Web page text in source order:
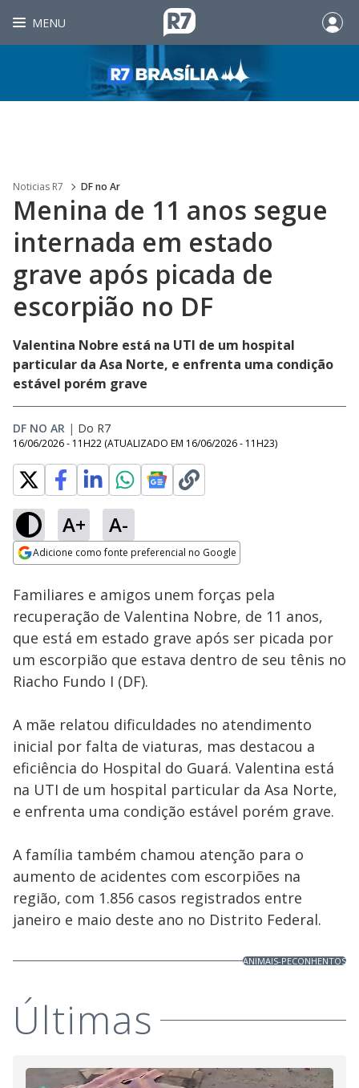
MENU
Noticias R7 DF no Ar
Menina de 11 anos segue
internada em estado
grave após picada de
escorpião no DF
Valentina Nobre está na UTI de um hospital
particular da Asa Norte, e enfrenta uma condição
estável porém grave
DF NO AR | Do R7
16/06/2026 - 11H22 (ATUALIZADO EM 16/06/2026 - 11H23)
A+ A-
Adicione como fonte preferencial no Google
Ativar
Loaded
21.08%
Familiares e amigos unem forças pela
recuperação de Valentina Nobre, de 11 anos,
que está em estado grave após ser picada por
um escorpião que estava dentro de seu tênis no
Riacho Fundo I (DF).
A mãe relatou dificuldades no atendimento
inicial por falta de viaturas, mas destacou a
eficiência do Hospital do Guará. Valentina está
na UTI de um hospital particular da Asa Norte,
e enfrenta uma condição estável porém grave.
A família também chamou atenção para o
aumento de acidentes com escorpiões na
região, com 1.856 casos registrados entre
janeiro e maio deste ano no Distrito Federal.
ANIMAIS-PECONHENTOS
Últimas